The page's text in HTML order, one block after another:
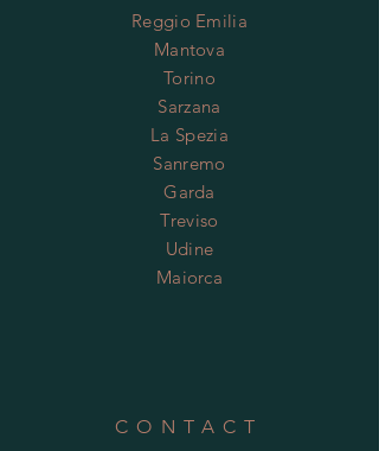
Reggio Emilia
Mantova
Torino
Sarzana
La Spezia
Sanremo
Garda
Treviso
Udine
Maiorca
CONTACT